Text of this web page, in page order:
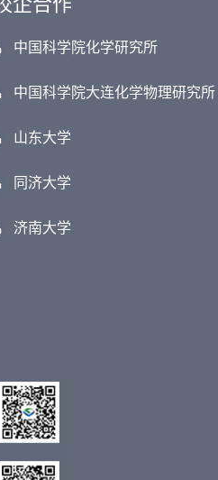
中国科学院化学研究所
中国科学院大连化学物理研究所
山东大学
同济大学
济南大学